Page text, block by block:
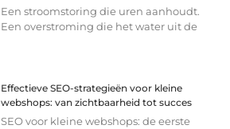
Een stroomstoring die uren aanhoudt.
Een overstroming die het water uit de
Effectieve SEO-strategieën voor kleine
webshops: van zichtbaarheid tot succes
SEO voor kleine webshops: de eerste